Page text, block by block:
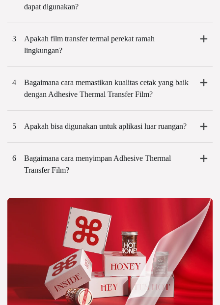
dapat digunakan?
3
Apakah film transfer termal perekat ramah
lingkungan?
4
Bagaimana cara memastikan kualitas cetak yang baik
dengan Adhesive Thermal Transfer Film?
5 Apakah bisa digunakan untuk aplikasi luar ruangan?
6
Bagaimana cara menyimpan Adhesive Thermal
Transfer Film?